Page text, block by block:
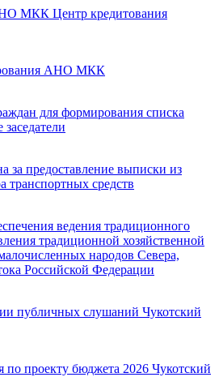
МКК Центр кредитования
АНО МКК
для формирования списка
за предоставление выписки из
транспортных средств
ведения традиционного
традиционной хозяйственной
народов Севера,
Российской Федерации
публичных слушаний Чукотский
проекту бюджета 2026 Чукотский